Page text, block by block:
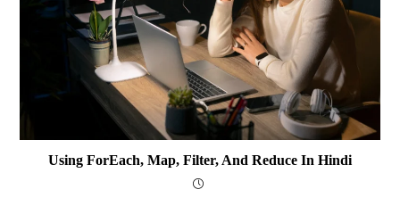
Using ForEach, Map, Filter, And Reduce In Hindi